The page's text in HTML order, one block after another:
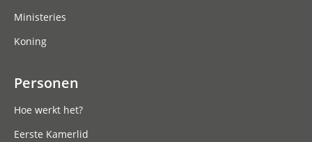
Ministeries
Koning
Personen
Hoe werkt het?
Eerste Kamerlid